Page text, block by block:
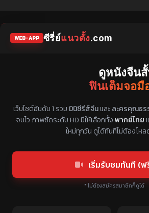
WEB-APP ซีรี่ย์แนวตั้ง.com
ดูหนังจีน
ฟินเต็มจอมื
เว็บไซต์อันดับ 1 รวม มินิซีรีส์จีนและ ละครคุณธร
จบไว ภาพชัดระดับ HD มีให้เลือกทั้งพากย์ไทย
ใหม่ทุกวัน ดูได้ทันทีไม่ต้องโห
เริ่มรับชมทันที (
* ไม่ต้องสมัครสมาชิกก็ดูได้